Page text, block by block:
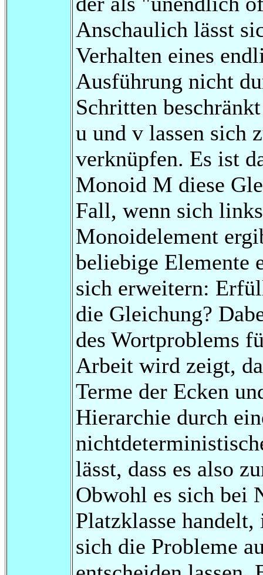
Anschaulich lässt
Verhalten eines
Ausführung nicht
Schritten
u und v lassen sich
verknüpfen. Es ist
Monoid M diese
Fall, wenn sich
Monoidelement
beliebige Elemente
sich erweitern:
die Gleichung?
des Wortproblems
Arbeit wird zeigt,
Terme der Ecken
Hierarchie durch
lässt, dass es also
Obwohl es sich bei
Platzklasse handelt,
sich die Probleme